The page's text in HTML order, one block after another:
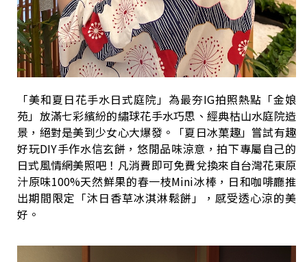
「美和夏日花手水日式庭院」為最夯IG拍照熱點「金娘
苑」放滿七彩繽紛的繡球花手水巧思、經典枯山水庭院造
景，絕對是美到少女心大爆發。「夏日冰菓趣」嘗試有趣
好玩DIY手作水信玄餅，悠閒品味涼意，拍下專屬自己的
日式風情網美照吧！凡消費即可免費兌換來自台灣花東原
汁原味100%天然鮮果的春一枝Mini冰棒，日和咖啡廳推
出期間限定「沐日香草冰淇淋鬆餅」，感受透心涼的美
好。